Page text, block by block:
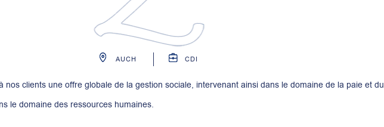
AUCH CDI
nos clients une offre globale de la gestion sociale, intervenant ainsi dans le domaine de la paie et du
le domaine des ressources humaines.